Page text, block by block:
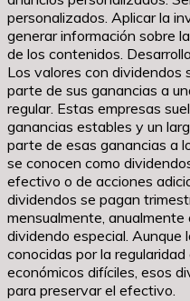
personalizados. Aplicar la
generar información sobre
de los contenidos.
Los valores con dividendos
parte de sus ganancias a
regular. Estas empresas
ganancias estables y un
parte de esas ganancias a
se conocen como
efectivo o de acciones
dividendos se pagan
mensualmente,
dividendo especial. Aunque
conocidas por la
económicos difíciles, esos
para preservar el efectivo.